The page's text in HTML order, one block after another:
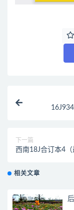
下一篇
西南18J合订本4（
相关文章